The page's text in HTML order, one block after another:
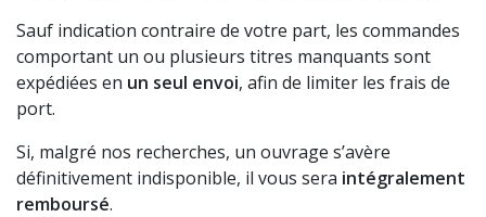
Sauf indication contraire de votre part, les commandes
comportant un ou plusieurs titres manquants sont
expédiées en un seul envoi, afin de limiter les frais de
port.
Si, malgré nos recherches, un ouvrage s’avère
définitivement indisponible, il vous sera intégralement
remboursé.